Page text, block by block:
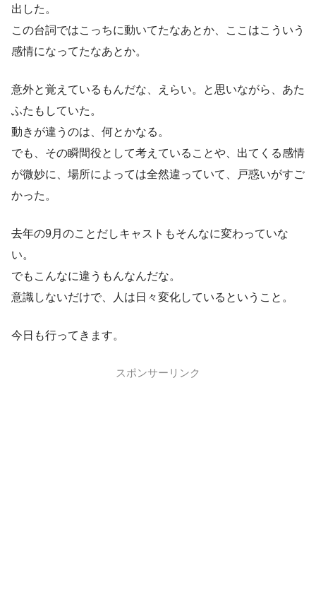
出した。
この台詞ではこっちに動いてたなあとか、ここはこういう
感情になってたなあとか。
意外と覚えているもんだな、えらい。と思いながら、あた
ふたもしていた。
動きが違うのは、何とかなる。
でも、その瞬間役として考えていることや、出てくる感情
が微妙に、場所によっては全然違っていて、戸惑いがすご
かった。
去年の9月のことだしキャストもそんなに変わっていな
い。
でもこんなに違うもんなんだな。
意識しないだけで、人は日々変化しているということ。
今日も行ってきます。
スポンサーリンク